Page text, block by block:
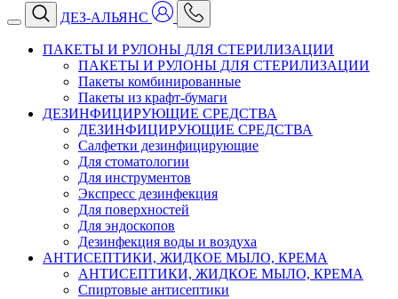
ДЕЗ-АЛЬЯНС
ПАКЕТЫ И РУЛОНЫ ДЛЯ СТЕРИЛИЗАЦИИ
ПАКЕТЫ И РУЛОНЫ ДЛЯ СТЕРИЛИЗАЦИИ
Пакеты комбинированные
Пакеты из крафт-бумаги
ДЕЗИНФИЦИРУЮЩИЕ СРЕДСТВА
ДЕЗИНФИЦИРУЮЩИЕ СРЕДСТВА
Салфетки дезинфицирующие
Для стоматологии
Для инструментов
Экспресс дезинфекция
Для поверхностей
Для эндоскопов
Дезинфекция воды и воздуха
АНТИСЕПТИКИ, ЖИДКОЕ МЫЛО, КРЕМА
АНТИСЕПТИКИ, ЖИДКОЕ МЫЛО, КРЕМА
Спиртовые антисептики